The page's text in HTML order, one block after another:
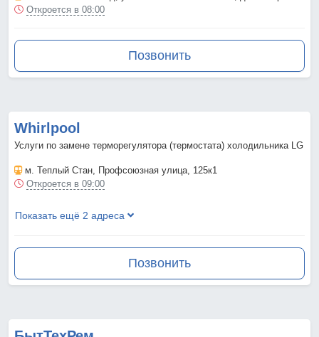
Откроется в 08:00
Позвонить
Whirlpool
Услуги по замене терморегулятора (термостата) холодильника LG
м. Теплый Стан, Профсоюзная улица, 125к1
Откроется в 09:00
Показать ещё 2 адреса
Позвонить